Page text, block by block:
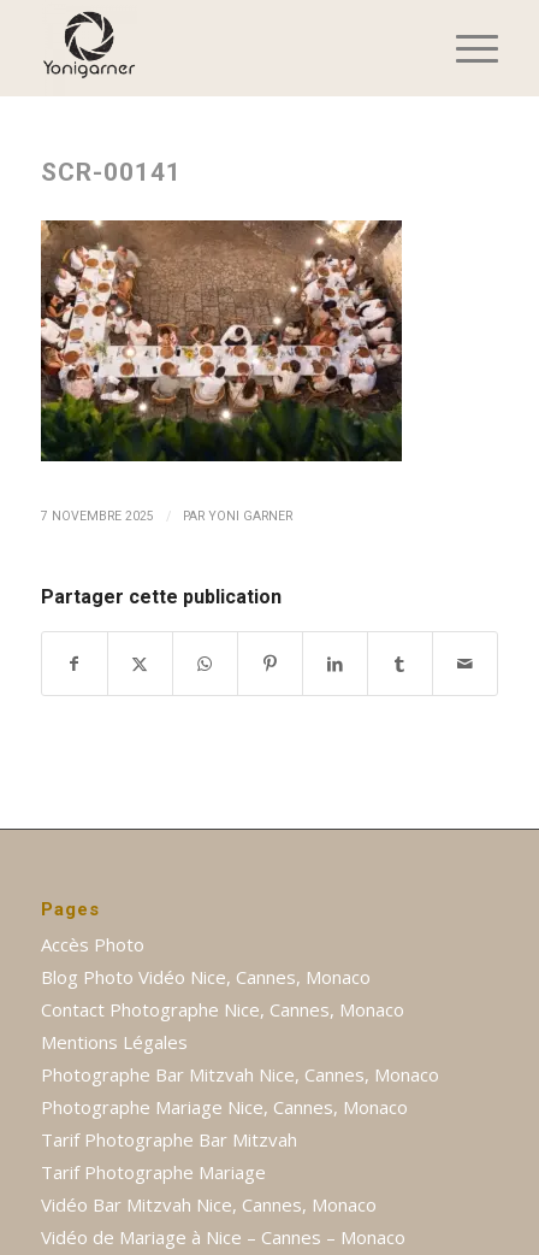
SCR-00141
7 NOVEMBRE 2025 / PAR YONI GARNER
Partager cette publication
Pages
Accès Photo
Blog Photo Vidéo Nice, Cannes, Monaco
Contact Photographe Nice, Cannes, Monaco
Mentions Légales
Photographe Bar Mitzvah Nice, Cannes, Monaco
Photographe Mariage Nice, Cannes, Monaco
Tarif Photographe Bar Mitzvah
Tarif Photographe Mariage
Vidéo Bar Mitzvah Nice, Cannes, Monaco
Vidéo de Mariage à Nice – Cannes – Monaco